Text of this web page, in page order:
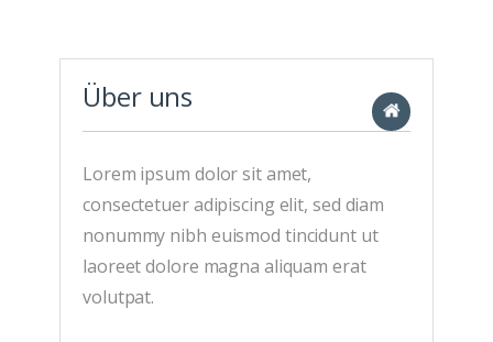
Über uns
Lorem ipsum dolor sit amet,
consectetuer adipiscing elit, sed diam
nonummy nibh euismod tincidunt ut
laoreet dolore magna aliquam erat
volutpat.